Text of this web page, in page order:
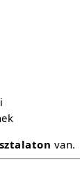
van.